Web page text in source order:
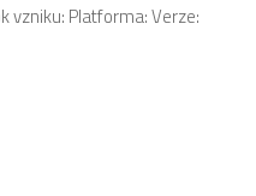
vzniku: Platforma: Verze: